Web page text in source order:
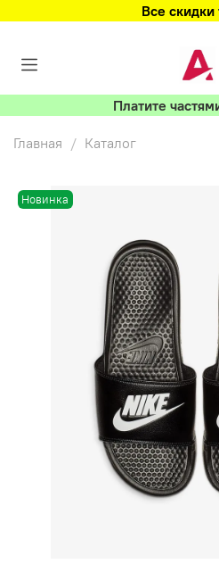
Все скидки
Платите
Главная Каталог
Новинка